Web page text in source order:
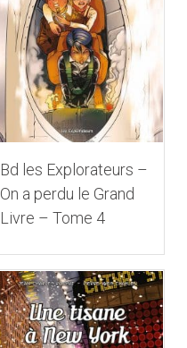
Bd les Explorateurs –
On a perdu le Grand
Livre – Tome 4